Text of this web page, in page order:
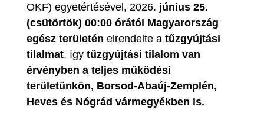
OKF) egyetértésével, 2026. június 25.
(csütörtök) 00:00 órától Magyarország
egész területén elrendelte a tűzgyújtási
tilalmat, így tűzgyújtási tilalom van
érvényben a teljes működési
területünkön, Borsod-Abaúj-Zemplén,
Heves és Nógrád vármegyékben is.